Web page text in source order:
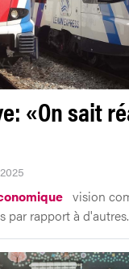
«On sait
vision
par rapport à d'autres.